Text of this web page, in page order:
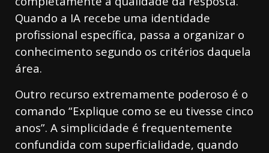
Quando a IA recebe uma identidade
profissional específica, passa a organizar o
conhecimento segundo os critérios daquela
área.
Outro recurso extremamente poderoso é o
comando “Explique como se eu tivesse cinco
anos”. A simplicidade é frequentemente
confundida com superficialidade, quando